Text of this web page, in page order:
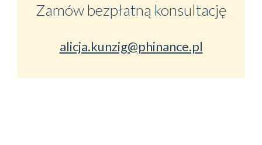
Zamów bezpłatną konsultację
alicja.kunzig@phinance.pl